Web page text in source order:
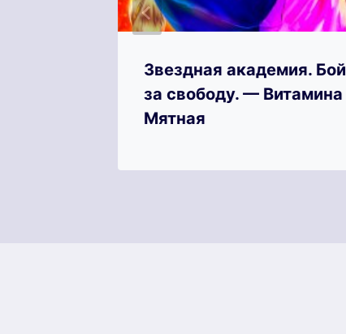
Звездная академия. Бой
за свободу. — Витамина
Мятная